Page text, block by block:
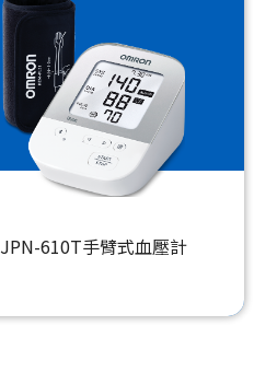
JPN-610T手臂式血壓計